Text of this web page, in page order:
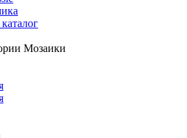
Мозаики